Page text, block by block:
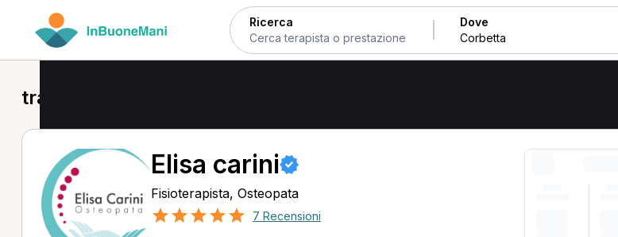
Ricerca Dove
trattamento osteopatico a Corbetta
Elisa carini
Fisioterapista, Osteopata
7 Recensioni